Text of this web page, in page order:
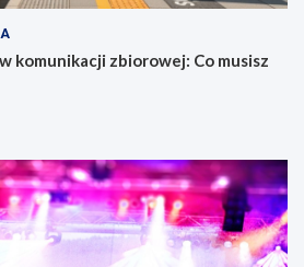
komunikacji zbiorowej: Co musisz